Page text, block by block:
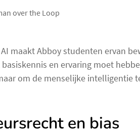
over the Loop
maakt Abboy studenten ervan
en ervaring moet
om de menselijke intelligentie
en bias